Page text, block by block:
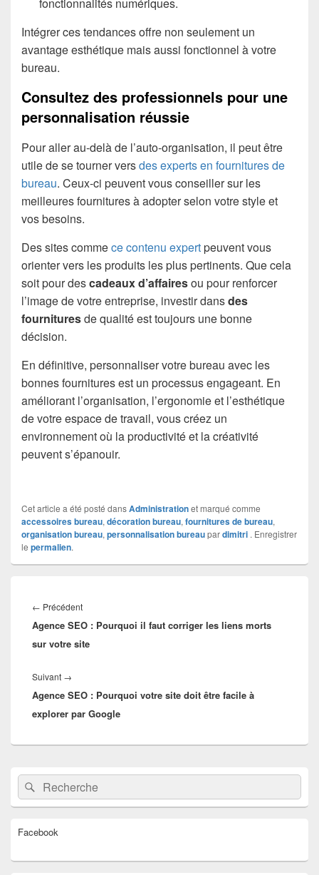
Intégrer ces tendances offre non seulement un
avantage esthétique mais aussi fonctionnel à votre
bureau.
Consultez des professionnels pour une
personnalisation réussie
Pour aller au-delà de l’auto-organisation, il peut être
utile de se tourner versdes experts en fournitures de
bureau. Ceux-ci peuvent vous conseiller sur les
meilleures fournitures à adopter selon votre style et
vos besoins.
Des sites commece contenu expertpeuvent vous
orienter vers les produits les plus pertinents. Que cela
soit pour descadeaux d’affairesou pour renforcer
l’image de votre entreprise, investir dansdes
fournituresde qualité est toujours une bonne
décision.
En définitive, personnaliser votre bureau avec les
bonnes fournitures est un processus engageant. En
améliorant l’organisation, l’ergonomie et l’esthétique
de votre espace de travail, vous créez un
environnement où la productivité et la créativité
peuvent s’épanouir.
Cet article a été posté dansAdministrationet marqué comme
accessoires bureau, décoration bureau, fournitures de bureau,
organisation bureau, personnalisation bureaupardimitri . Enregistrer
le permalien.
de
l’article
← PrécédentArticle
précédent :
Agence SEO : Pourquoi il faut corriger les liens morts
sur votre site
Suivant →
suivant :
Agence SEO : Pourquoi votre site doit être facile à
explorer par Google
Zone
principale
de
widget
latérale
Recherche :Rechercher
Facebook